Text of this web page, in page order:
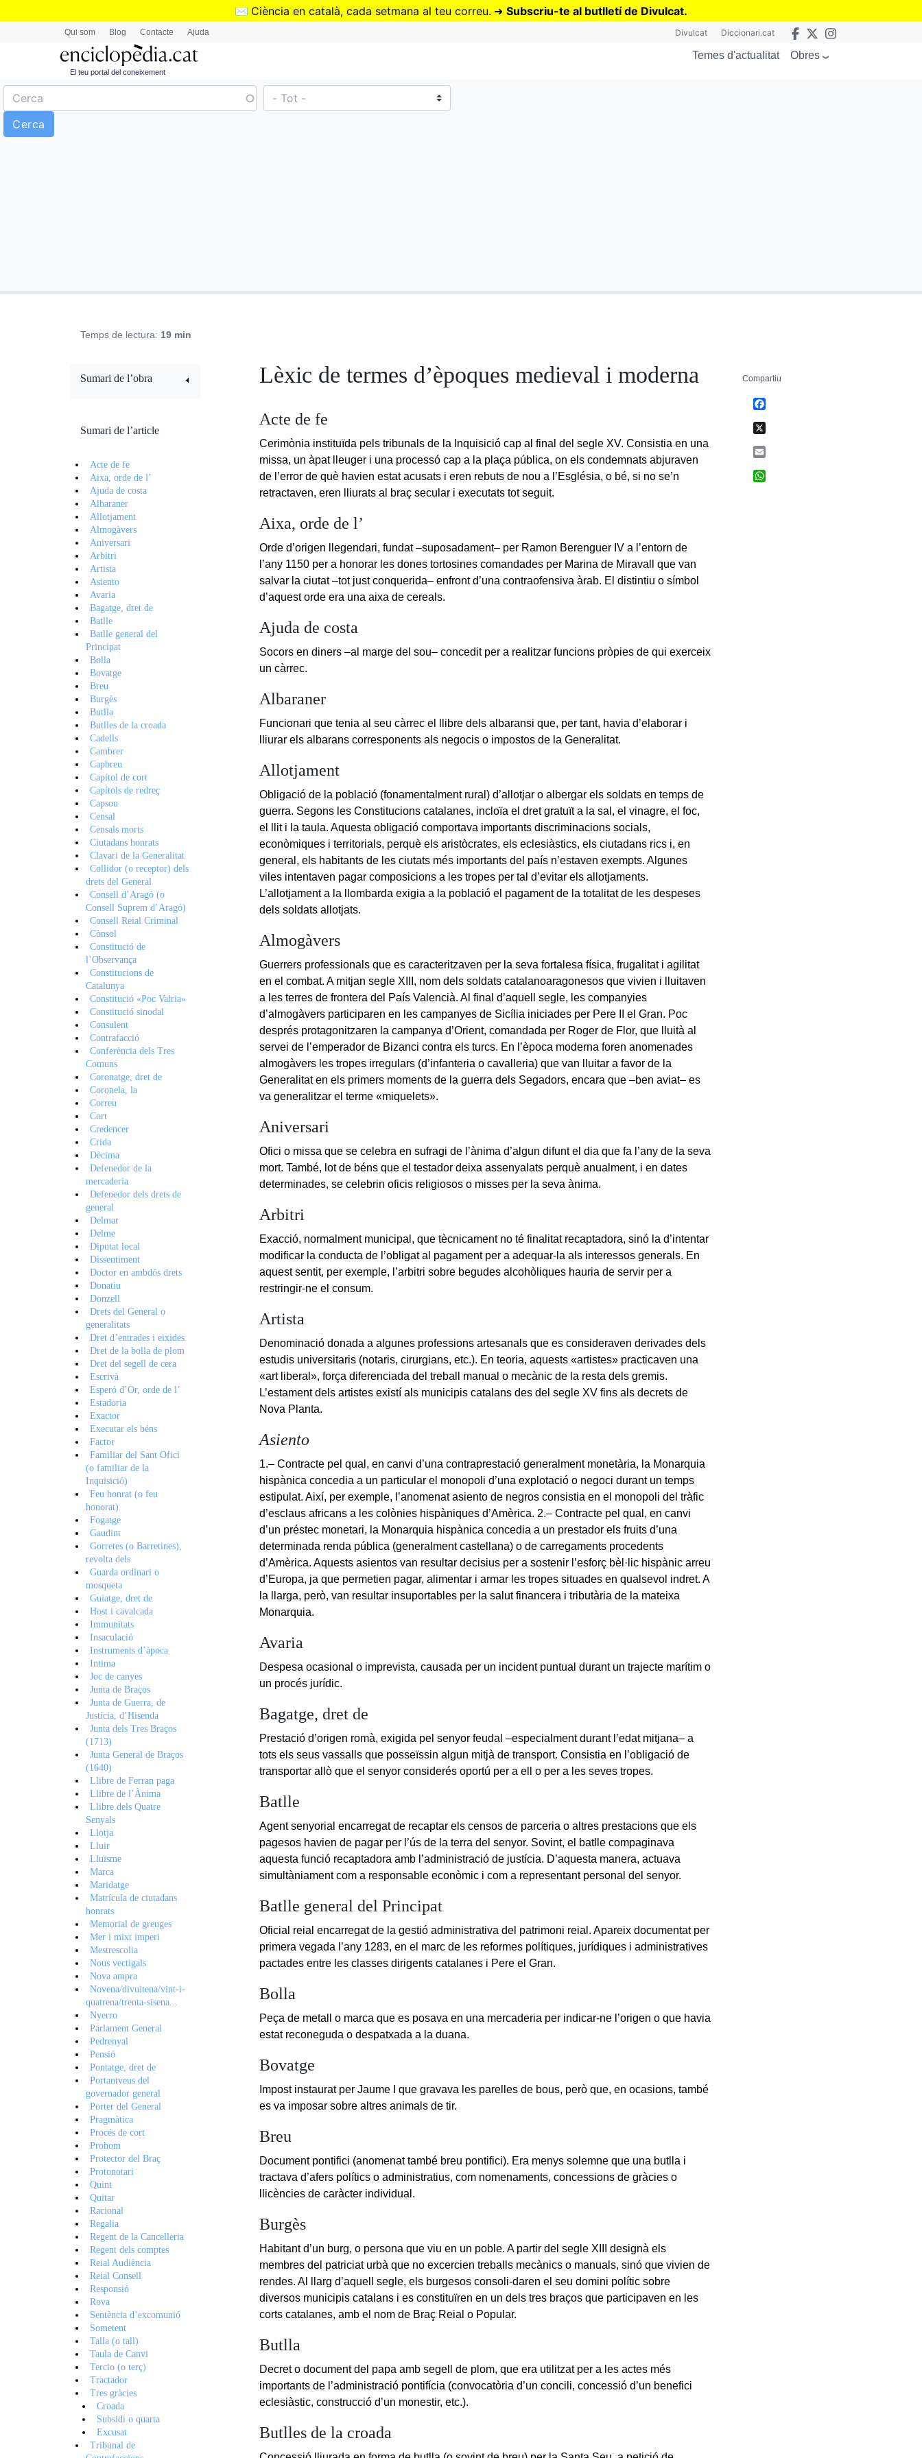
Vés
✉️ Ciència en català, cada setmana al teu correu. ➜ Subscriu-te al butlletí de Divulcat.
Qui som Blog Contacte Ajuda Divulcat Diccionari.cat
El teu portal del coneixement
Temes d'actualitat Obres
Temps de lectura: 19 min
Lèxic de termes d’èpoques medieval i moderna
Acte de fe
Cerimònia instituïda pels tribunals de la Inquisició cap al final del segle XV. Consistia en una
missa, un àpat lleuger i una processó cap a la plaça pública, on els condemnats abjuraven
de l’error de què havien estat acusats i eren rebuts de nou a l’Església, o bé, si no se’n
retractaven, eren lliurats al braç secular i executats tot seguit.
Aixa, orde de l’
Orde d’origen llegendari, fundat –suposadament– per Ramon Berenguer IV a l’entorn de
l’any 1150 per a honorar les dones tortosines comandades per Marina de Miravall que van
salvar la ciutat –tot just conquerida– enfront d’una contraofensiva àrab. El distintiu o símbol
d’aquest orde era una aixa de cereals.
Ajuda de costa
Socors en diners –al marge del sou– concedit per a realitzar funcions pròpies de qui exerceix
un càrrec.
Albaraner
Funcionari que tenia al seu càrrec el llibre dels albaransi que, per tant, havia d’elaborar i
lliurar els albarans corresponents als negocis o impostos de la Generalitat.
Allotjament
Obligació de la població (fonamentalment rural) d’allotjar o albergar els soldats en temps de
guerra. Segons les Constitucions catalanes, incloïa el dret gratuït a la sal, el vinagre, el foc,
el llit i la taula. Aquesta obligació comportava importants discriminacions socials,
econòmiques i territorials, perquè els aristòcrates, els eclesiàstics, els ciutadans rics i, en
general, els habitants de les ciutats més importants del país n’estaven exempts. Algunes
viles intentaven pagar composicions a les tropes per tal d’evitar els allotjaments.
L’allotjament a la llombarda exigia a la població el pagament de la totalitat de les despeses
dels soldats allotjats.
Almogàvers
Guerrers professionals que es caracteritzaven per la seva fortalesa física, frugalitat i agilitat
en el combat. A mitjan segle XIII, nom dels soldats catalanoaragonesos que vivien i lluitaven
a les terres de frontera del País Valencià. Al final d’aquell segle, les companyies
d’almogàvers participaren en les campanyes de Sicília iniciades per Pere II el Gran. Poc
després protagonitzaren la campanya d’Orient, comandada per Roger de Flor, que lluità al
servei de l’emperador de Bizanci contra els turcs. En l’època moderna foren anomenades
almogàvers les tropes irregulars (d’infanteria o cavalleria) que van lluitar a favor de la
Generalitat en els primers moments de la guerra dels Segadors, encara que –ben aviat– es
va generalitzar el terme «miquelets».
Aniversari
Ofici o missa que se celebra en sufragi de l’ànima d’algun difunt el dia que fa l’any de la seva
mort. També, lot de béns que el testador deixa assenyalats perquè anualment, i en dates
determinades, se celebrin oficis religiosos o misses per la seva ànima.
Arbitri
Exacció, normalment municipal, que tècnicament no té finalitat recaptadora, sinó la d’intentar
modificar la conducta de l’obligat al pagament per a adequar-la als interessos generals. En
aquest sentit, per exemple, l’arbitri sobre begudes alcohòliques hauria de servir per a
restringir-ne el consum.
Artista
Denominació donada a algunes professions artesanals que es consideraven derivades dels
estudis universitaris (notaris, cirurgians, etc.). En teoria, aquests «artistes» practicaven una
«art liberal», força diferenciada del treball manual o mecànic de la resta dels gremis.
L’estament dels artistes existí als municipis catalans des del segle XV fins als decrets de
Nova Planta.
Asiento
1.– Contracte pel qual, en canvi d’una contraprestació generalment monetària, la Monarquia
hispànica concedia a un particular el monopoli d’una explotació o negoci durant un temps
estipulat. Així, per exemple, l’anomenat asiento de negros consistia en el monopoli del tràfic
d’esclaus africans a les colònies hispàniques d’Amèrica. 2.– Contracte pel qual, en canvi
d’un préstec monetari, la Monarquia hispànica concedia a un prestador els fruits d’una
determinada renda pública (generalment castellana) o de carregaments procedents
d’Amèrica. Aquests asientos van resultar decisius per a sostenir l’esforç bèl·lic hispànic arreu
d’Europa, ja que permetien pagar, alimentar i armar les tropes situades en qualsevol indret. A
la llarga, però, van resultar insuportables per la salut financera i tributària de la mateixa
Monarquia.
Avaria
Despesa ocasional o imprevista, causada per un incident puntual durant un trajecte marítim o
un procés jurídic.
Bagatge, dret de
Prestació d’origen romà, exigida pel senyor feudal –especialment durant l’edat mitjana– a
tots els seus vassalls que posseïssin algun mitjà de transport. Consistia en l’obligació de
transportar allò que el senyor considerés oportú per a ell o per a les seves tropes.
Batlle
Agent senyorial encarregat de recaptar els censos de parceria o altres prestacions que els
pagesos havien de pagar per l’ús de la terra del senyor. Sovint, el batlle compaginava
aquesta funció recaptadora amb l’administració de justícia. D’aquesta manera, actuava
simultàniament com a responsable econòmic i com a representant personal del senyor.
Batlle general del Principat
Oficial reial encarregat de la gestió administrativa del patrimoni reial. Apareix documentat per
primera vegada l’any 1283, en el marc de les reformes polítiques, jurídiques i administratives
pactades entre les classes dirigents catalanes i Pere el Gran.
Bolla
Peça de metall o marca que es posava en una mercaderia per indicar-ne l’origen o que havia
estat reconeguda o despatxada a la duana.
Bovatge
Impost instaurat per Jaume I que gravava les parelles de bous, però que, en ocasions, també
es va imposar sobre altres animals de tir.
Breu
Document pontifici (anomenat també breu pontifici). Era menys solemne que una butlla i
tractava d’afers polítics o administratius, com nomenaments, concessions de gràcies o
llicències de caràcter individual.
Burgès
Habitant d’un burg, o persona que viu en un poble. A partir del segle XIII designà els
membres del patriciat urbà que no excercien treballs mecànics o manuals, sinó que vivien de
rendes. Al llarg d’aquell segle, els burgesos consoli-daren el seu domini polític sobre
diversos municipis catalans i es constituïren en un dels tres braços que participaven en les
corts catalanes, amb el nom de Braç Reial o Popular.
Butlla
Decret o document del papa amb segell de plom, que era utilitzat per a les actes més
importants de l’administració pontifícia (convocatòria d’un concili, concessió d’un benefici
eclesiàstic, construcció d’un monestir, etc.).
Butlles de la croada
Sumari de l’obra
Sumari de l’article
Acte de fe
Aixa, orde de l’
Ajuda de costa
Albaraner
Allotjament
Almogàvers
Aniversari
Arbitri
Artista
Asiento
Avaria
Bagatge, dret de
Batlle
Batlle general del
Principat
Bolla
Bovatge
Breu
Burgès
Butlla
Butlles de la croada
Cadells
Cambrer
Capbreu
Capítol de cort
Capítols de redreç
Capsou
Censal
Censals morts
Ciutadans honrats
Clavari de la Generalitat
Collidor (o receptor) dels
drets del General
Consell d’Aragó (o
Consell Suprem d’Aragó)
Consell Reial Criminal
Cònsol
Constitució de
l’Observança
Constitucions de
Catalunya
Constitució «Poc Valria»
Constitució sinodal
Consulent
Contrafacció
Conferència dels Tres
Comuns
Coronatge, dret de
Coronela, la
Correu
Cort
Credencer
Crida
Dècima
Defenedor de la
mercaderia
Defenedor dels drets de
general
Delmar
Delme
Diputat local
Dissentiment
Doctor en ambdós drets
Donatiu
Donzell
Drets del General o
generalitats
Dret d’entrades i eixides
Dret de la bolla de plom
Dret del segell de cera
Escrivà
Esperó d’Or, orde de l’
Estadoria
Exactor
Executar els béns
Factor
Familiar del Sant Ofici
(o familiar de la
Inquisició)
Feu honrat (o feu
honorat)
Fogatge
Gaudint
Gorretes (o Barretines),
revolta dels
Guarda ordinari o
mosqueta
Guiatge, dret de
Host i cavalcada
Immunitats
Insaculació
Instruments d’àpoca
Intima
Joc de canyes
Junta de Braços
Junta de Guerra, de
Justícia, d’Hisenda
Junta dels Tres Braços
(1713)
Junta General de Braços
(1640)
Llibre de Ferran paga
Llibre de l’Ànima
Llibre dels Quatre
Senyals
Llotja
Lluir
Lluïsme
Marca
Maridatge
Matrícula de ciutadans
honrats
Memorial de greuges
Mer i mixt imperi
Mestrescolia
Nous vectigals
Nova ampra
Novena/divuitena/vint-i-
quatrena/trenta-sisena...
Nyerro
Parlament General
Pedrenyal
Pensió
Pontatge, dret de
Portantveus del
governador general
Porter del General
Pragmàtica
Procés de cort
Prohom
Protector del Braç
Protonotari
Quint
Quitar
Racional
Regalia
Regent de la Cancelleria
Regent dels comptes
Reial Audiència
Reial Consell
Responsió
Rova
Sentència d’excomunió
Sometent
Talla (o tall)
Taula de Canvi
Tercio (o terç)
Tractador
Tres gràcies
Croada
Subsidi o quarta
Excusat
Tribunal de
Compartiu